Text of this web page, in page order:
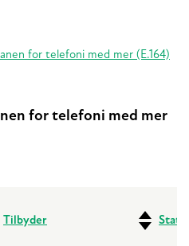
for telefoni med mer (E.164)
for telefoni med mer
Tilbyder